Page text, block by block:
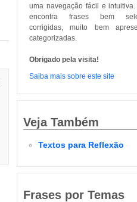
uma navegação fácil e intuitiva.
encontra frases bem
corrigidas, muito bem
categorizadas.
Obrigado pela visita!
Saiba mais sobre este site
Veja Também
Textos para Reflexão
Frases por Temas